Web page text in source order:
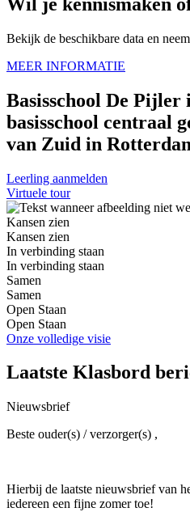
Bekijk de beschikbare data en
MEER INFORMATIE
Basisschool De Pijler
basisschool centraal
van Zuid in
Leerling aanmelden
Virtuele tour
Kansen zien
Kansen zien
In verbinding staan
In verbinding staan
Samen
Samen
Open Staan
Open Staan
Onze volledige visie
Laatste Klasbord
Nieuwsbrief
Beste ouder(s) / verzorger(s) ,
Hierbij de laatste nieuwsbrief van
iedereen een fijne zomer toe!